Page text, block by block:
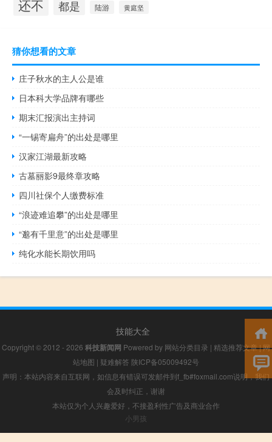
还不 都是 陆游 黄庭坚
猜你想看的文章
庄子秋水的主人公是谁
日本科大学品牌有哪些
期末汇报演出主持词
“一锡寄扁舟”的出处是哪里
汉家江湖最新攻略
古墓丽影9最终章攻略
四川社保个人缴费标准
“浪迹难追攀”的出处是哪里
“邈有千里意”的出处是哪里
纯化水能长期饮用吗
技能大全
Copyright © 2012 - 2026 科技新闻网 Powered by 网站分类目录 | 精选推荐文章|网
站地图 | 疑难解答 陕ICP备05009492号
声明：本站内容来自互联网，如信息有错误可发邮件到f_fb#foxmail.com说明，我们
会及时纠正，谢谢
本站仅为个人兴趣爱好，不接盈利性广告及商业合作
小男孩